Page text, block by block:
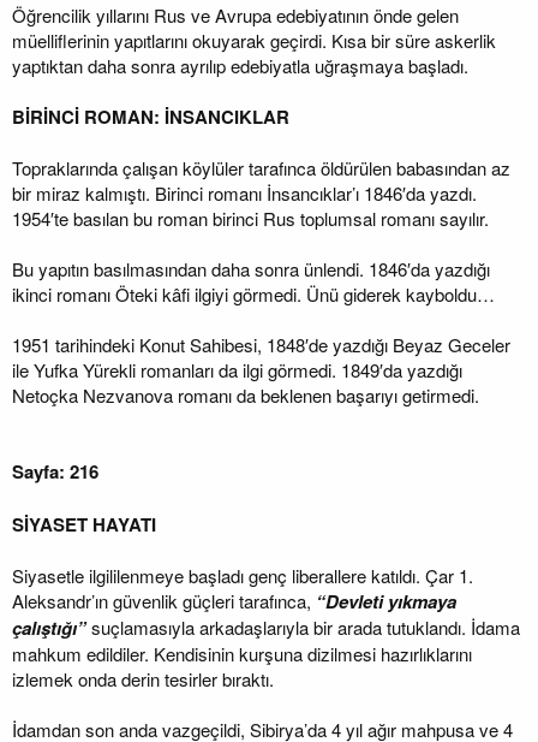
Öğrencilik yıllarını Rus ve Avrupa edebiyatının önde gelen
müelliflerinin yapıtlarını okuyarak geçirdi. Kısa bir süre askerlik
yaptıktan daha sonra ayrılıp edebiyatla uğraşmaya başladı.
BİRİNCİ ROMAN: İNSANCIKLAR
Topraklarında çalışan köylüler tarafınca öldürülen babasından az
bir miraz kalmıştı. Birinci romanı İnsancıklar’ı 1846′da yazdı.
1954′te basılan bu roman birinci Rus toplumsal romanı sayılır.
Bu yapıtın basılmasından daha sonra ünlendi. 1846′da yazdığı
ikinci romanı Öteki kâfi ilgiyi görmedi. Ünü giderek kayboldu…
1951 tarihindeki Konut Sahibesi, 1848′de yazdığı Beyaz Geceler
ile Yufka Yürekli romanları da ilgi görmedi. 1849′da yazdığı
Netoçka Nezvanova romanı da beklenen başarıyı getirmedi.
Sayfa: 216
SİYASET HAYATI
Siyasetle ilgililenmeye başladı genç liberallere katıldı. Çar 1.
Aleksandr’ın güvenlik güçleri tarafınca, “Devleti yıkmaya
çalıştığı”suçlamasıyla arkadaşlarıyla bir arada tutuklandı. İdama
mahkum edildiler. Kendisinin kurşuna dizilmesi hazırlıklarını
izlemek onda derin tesirler bıraktı.
İdamdan son anda vazgeçildi, Sibirya’da 4 yıl ağır mahpusa ve 4